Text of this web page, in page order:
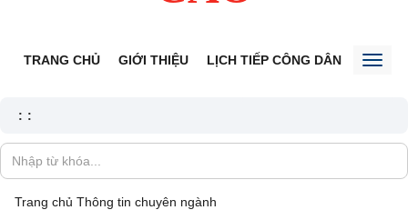
TRANG CHỦ GIỚI THIỆU LỊCH TIẾP CÔNG DÂN TIN
: :
Trang chủ Thông tin chuyên ngành